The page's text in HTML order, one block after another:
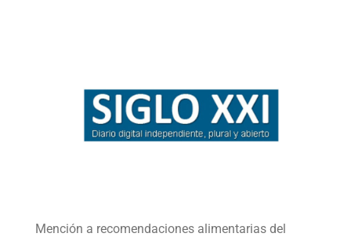
Mención a recomendaciones alimentarias del